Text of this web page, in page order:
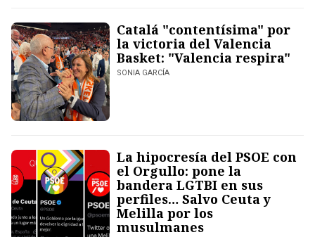
Catalá "contentísima" por
la victoria del Valencia
Basket: "Valencia respira"
SONIA GARCÍA
La hipocresía del PSOE con
el Orgullo: pone la
bandera LGTBI en sus
perfiles… Salvo Ceuta y
Melilla por los
musulmanes